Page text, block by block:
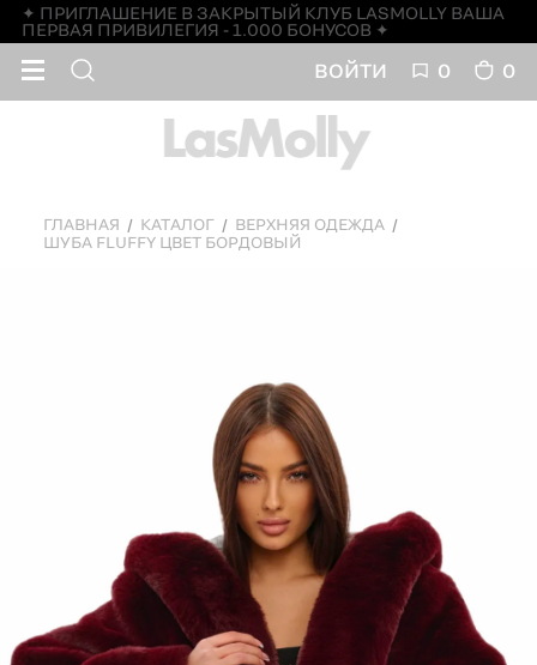
✦ ПРИГЛАШЕНИЕ В ЗАКРЫТЫЙ КЛУБ LASMOLLY ВАША
ПЕРВАЯ ПРИВИЛЕГИЯ - 1.000 БОНУСОВ ✦
ВОЙТИ 0 0
ГЛАВНАЯ КАТАЛОГ
ВЕРХНЯЯ ОДЕЖДА
ШУБА FLUFFY ЦВЕТ БОРДОВЫЙ